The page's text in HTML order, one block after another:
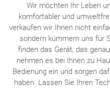
Wir möchten Ihr Leben
komfortabler und
verkaufen wir Ihnen nicht
sondern kümmern uns für
finden das Gerät, das
nehmen es bei Ihnen zu
Bedienung ein und sorgen
haben. Lassen Sie Ihren